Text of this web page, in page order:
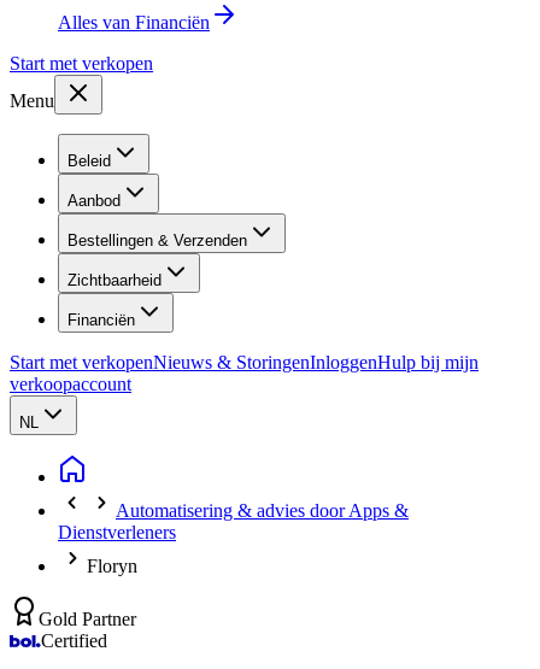
Alles van Financiën
Start met verkopen
Menu
Beleid
Aanbod
Bestellingen & Verzenden
Zichtbaarheid
Financiën
Start met verkopenNieuws & StoringenInloggenHulp bij mijn
verkoopaccount
NL
Automatisering & advies door Apps &
Dienstverleners
Floryn
Gold Partner
Certified